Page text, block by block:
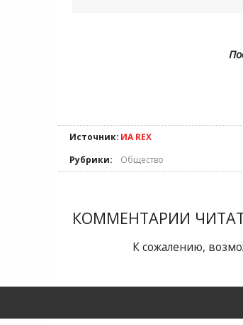
Источник: ИА REX
Рубрики:
Общество
КОММЕНТАРИИ
К сожалению,